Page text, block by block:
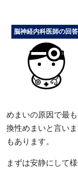
脳神経内科医師の回答
めまいの原因で最
換性めまいと言い
もあります。
まずは安静にして